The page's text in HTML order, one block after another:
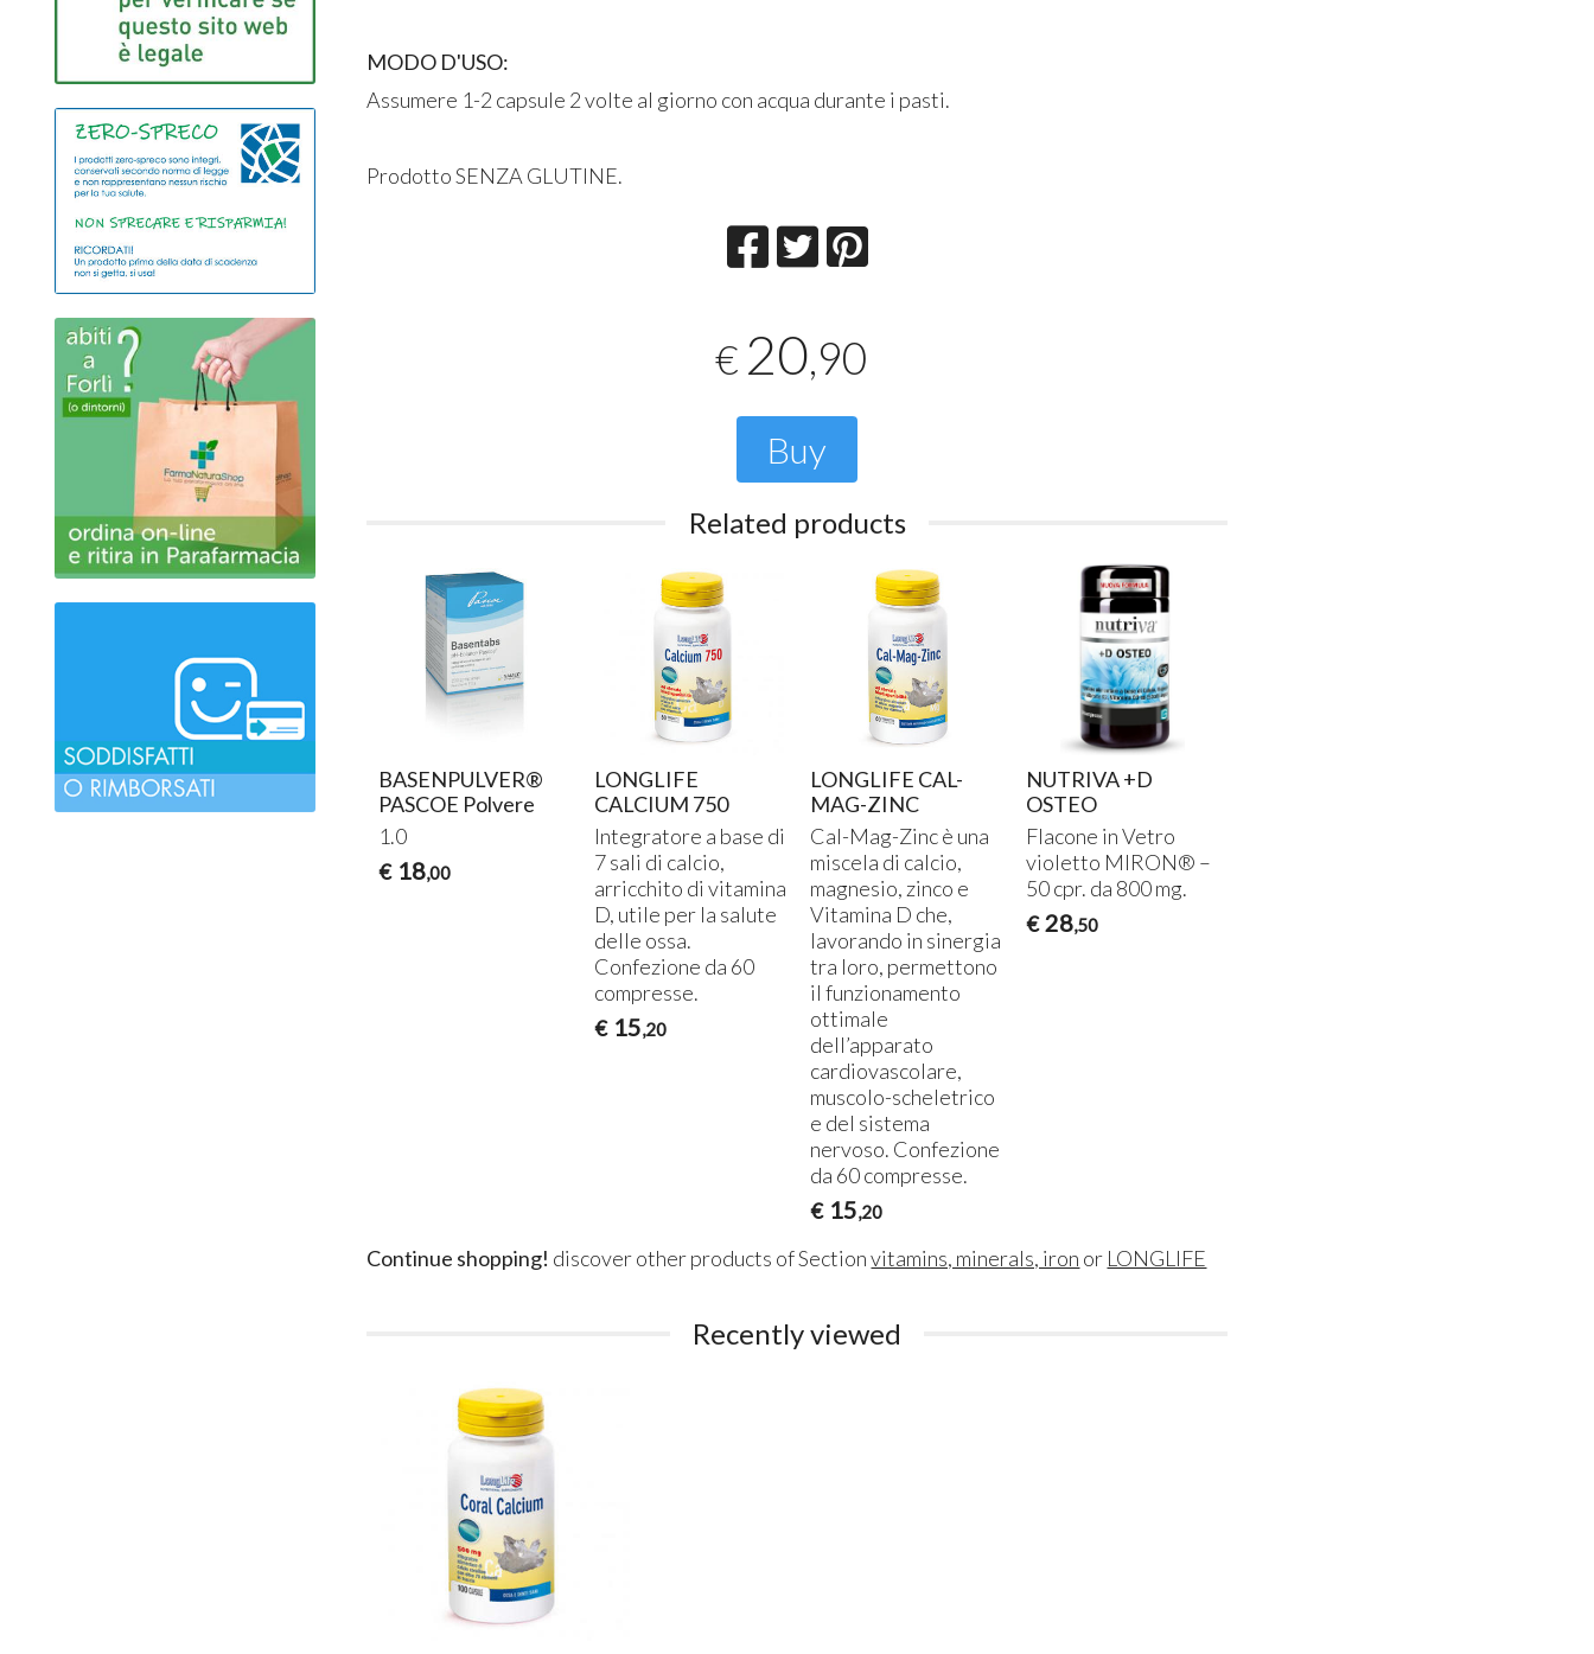
MODO D'USO:
Assumere 1-2 capsule 2 volte al giorno con acqua durante i pasti.
Prodotto SENZA GLUTINE.
€ 20,90
Buy
Related products
BASENPULVER®
PASCOE Polvere
1.0
€ 18,00
LONGLIFE
CALCIUM 750
Integratore a base di
7 sali di calcio,
arricchito di vitamina
D, utile per la salute
delle ossa.
Confezione da 60
compresse.
€ 15,20
LONGLIFE CAL-
MAG-ZINC
Cal-Mag-Zinc è una
miscela di calcio,
magnesio, zinco e
Vitamina D che,
lavorando in sinergia
tra loro, permettono
il funzionamento
ottimale
dell’apparato
cardiovascolare,
muscolo-scheletrico
e del sistema
nervoso. Confezione
da 60 compresse.
€ 15,20
NUTRIVA +D
OSTEO
Flacone in Vetro
violetto MIRON® –
50 cpr. da 800 mg.
€ 28,50
Continue shopping! discover other products of Sectionvitamins, minerals, iron or LONGLIFE
Recently viewed